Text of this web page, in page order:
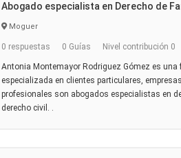
Abogado especialista en Derecho de
Moguer
0 respuestas 0 Guías Nivel contribución 0
Antonia Montemayor Rodriguez Gómez es una
especializada en clientes particulares,
profesionales son abogados especialistas en
derecho civil. .